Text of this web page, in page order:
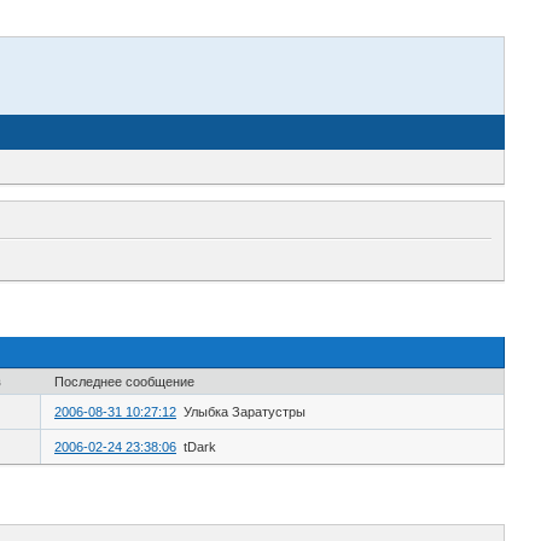
Последнее сообщение
2006-08-31 10:27:12 Улыбка Заратустры
2006-02-24 23:38:06 tDark